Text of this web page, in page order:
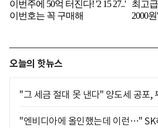
오늘의 핫뉴스
"그 세금 절대 못 낸다" 양도세 공포,
"엔비디아에 올인했는데 이런…" SK